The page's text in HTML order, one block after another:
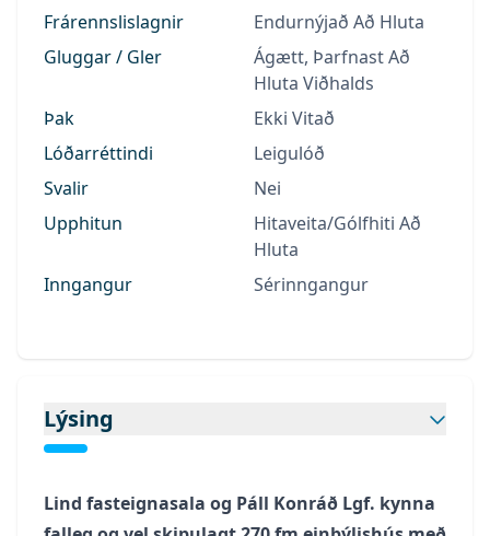
Frárennslislagnir
Endurnýjað Að Hluta
Gluggar / Gler
Ágætt, Þarfnast Að
Hluta Viðhalds
Þak
Ekki Vitað
Lóðarréttindi
Leigulóð
Svalir
Nei
Upphitun
Hitaveita/gólfhiti Að
Hluta
Inngangur
Sérinngangur
Lýsing
Lind fasteignasala og Páll Konráð Lgf. kynna